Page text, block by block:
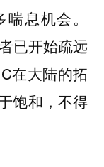
息机会。
已开始疏远
在大陆的拓
饱和，不得